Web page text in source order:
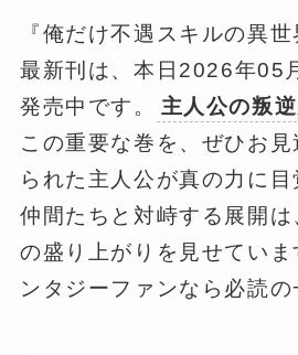
『俺だけ不遇スキルの異世
最新刊は、本日2026年05
発売中です。
主人公の叛
この重要な巻を、ぜひお
られた主人公が真の力に
仲間たちと対峙する展開
の盛り上がりを見せていま
ンタジーファンなら必読の